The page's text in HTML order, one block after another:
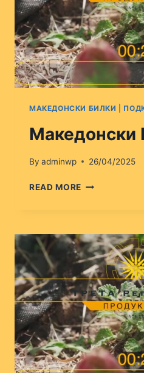
МАКЕДОНСКИ БИЛКИ
Македонски
By adminwp 26/04/2025
READ MORE МАКЕДОНСКИ